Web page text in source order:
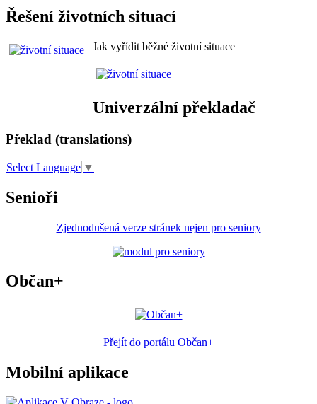
Řešení životních situací
Jak vyřídit běžné životní situace
Univerzální překladač
Překlad (translations)
Select Language ▼
Senioři
Zjednodušená verze stránek nejen pro seniory
Občan+
Přejít do portálu Občan+
Mobilní aplikace